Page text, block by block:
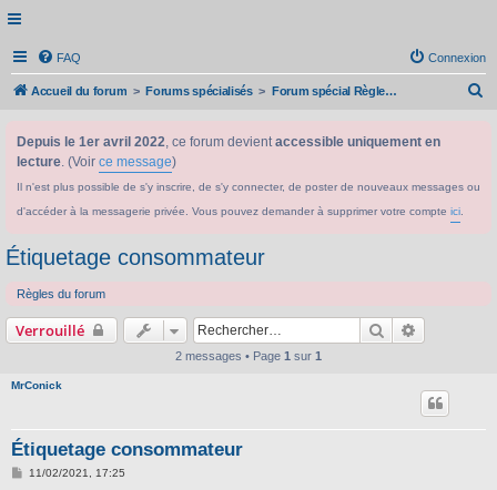
FAQ Connexion
Accueil du forum Forums spécialisés Forum spécial Règlement CLP/SGH
Depuis le 1er avril 2022, ce forum devientaccessible uniquement en
lecture. (Voir ce message)
Il n'est plus possible de s'y inscrire, de s'y connecter, de poster de nouveaux messages ou
d'accéder à la messagerie privée. Vous pouvez demander à supprimer votre compte ici
Étiquetage consommateur
Règles du forum
Verrouillé Rechercher
2 messages • Page 1 sur 1
MrConick
Étiquetage consommateur
M11/02/2021, 17:25